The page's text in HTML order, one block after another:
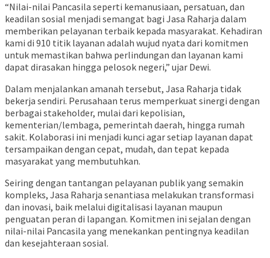
“Nilai-nilai Pancasila seperti kemanusiaan, persatuan, dan
keadilan sosial menjadi semangat bagi Jasa Raharja dalam
memberikan pelayanan terbaik kepada masyarakat. Kehadiran
kami di 910 titik layanan adalah wujud nyata dari komitmen
untuk memastikan bahwa perlindungan dan layanan kami
dapat dirasakan hingga pelosok negeri,” ujar Dewi.
Dalam menjalankan amanah tersebut, Jasa Raharja tidak
bekerja sendiri. Perusahaan terus memperkuat sinergi dengan
berbagai stakeholder, mulai dari kepolisian,
kementerian/lembaga, pemerintah daerah, hingga rumah
sakit. Kolaborasi ini menjadi kunci agar setiap layanan dapat
tersampaikan dengan cepat, mudah, dan tepat kepada
masyarakat yang membutuhkan.
Seiring dengan tantangan pelayanan publik yang semakin
kompleks, Jasa Raharja senantiasa melakukan transformasi
dan inovasi, baik melalui digitalisasi layanan maupun
penguatan peran di lapangan. Komitmen ini sejalan dengan
nilai-nilai Pancasila yang menekankan pentingnya keadilan
dan kesejahteraan sosial.